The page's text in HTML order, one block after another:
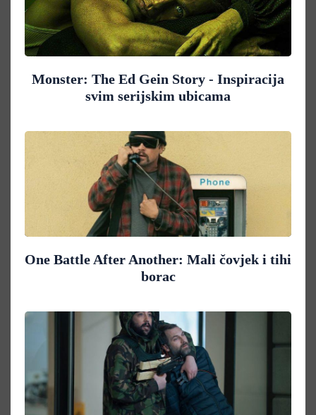
Monster: The Ed Gein Story - Inspiracija
svim serijskim ubicama
One Battle After Another: Mali čovjek i tihi
borac